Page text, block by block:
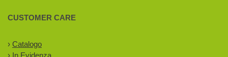
CUSTOMER CARE
› Catalogo
› In Evidenza